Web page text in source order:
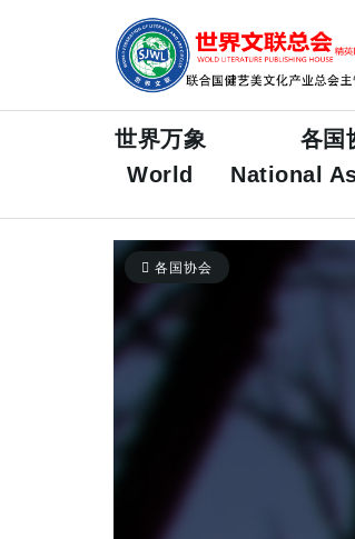
世界万象
World
各国
National
各国协会